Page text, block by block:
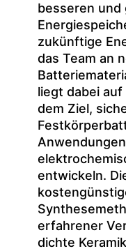
besseren und
zukünftige
das Team an
liegt dabei
dem Ziel,
entwickeln.
erfahrener
dichte